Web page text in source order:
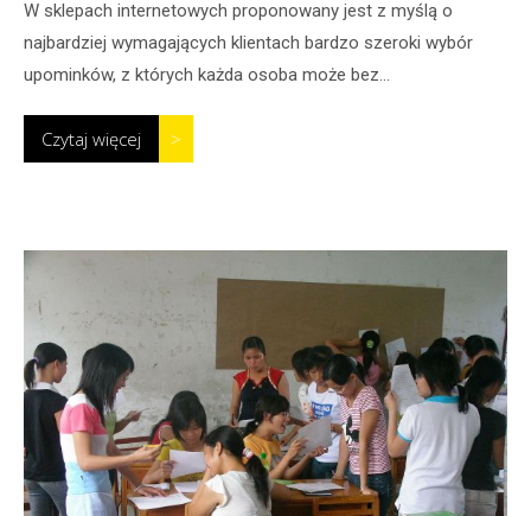
W sklepach internetowych proponowany jest z myślą o
najbardziej wymagających klientach bardzo szeroki wybór
upominków, z których każda osoba może bez...
Czytaj więcej >